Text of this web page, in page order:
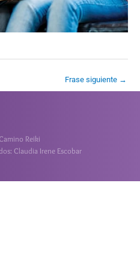
Frase siguiente →
Reiki
Claudia Irene Escobar